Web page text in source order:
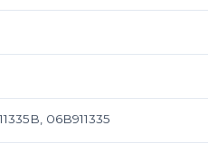
06B911335